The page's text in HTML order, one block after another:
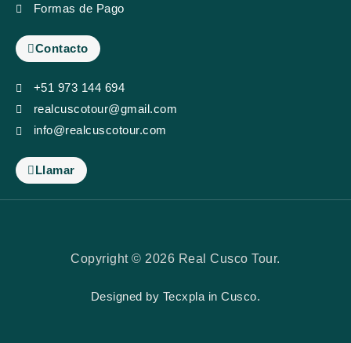
Formas de Pago
Contacto
+51 973 144 694
realcuscotour@gmail.com
info@realcuscotour.com
Llamar
Copyright © 2026 Real Cusco Tour.
Designed by Tecxpla in Cusco.